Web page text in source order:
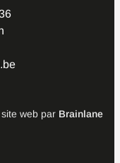
site web par Brainlane